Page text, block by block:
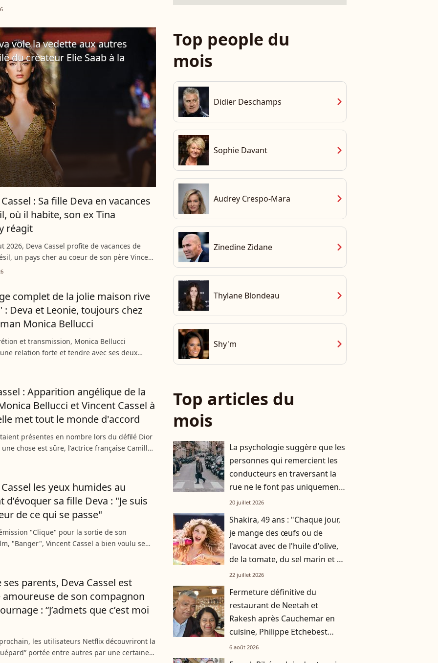
en Sicile. Une relation construite
vole la vedette aux autres
du créateur Elie Saab à la
: Sa fille Deva en vacances
où il habite, son ex Tina
réagit
2026, Deva Cassel profite de vacances de
un pays cher au coeur de son père Vincent
mannequin a partagé plusieurs clichés
complet de la jolie maison rive
: Deva et Leonie, toujours chez
Monica Bellucci
et transmission, Monica Bellucci
relation forte et tendre avec ses deux
Léonie Cassel, qu’elle élève chez elle à Paris.
: Apparition angélique de la
Bellucci et Vincent Cassel à
met tout le monde d'accord
présentes en nombre lors du défilé Dior
une chose est sûre, l'actrice française Camille
dévoilée dans une tenue élégante : une robe
les yeux humides au
d’évoquer sa fille Deva : "Je suis
de ce qui se passe"
"Clique" pour la sortie de son
"Banger", Vincent Cassel a bien voulu se
fille Deva, qui est en train de devenir une
ses parents, Deva Cassel est
de son compagnon
: “J’admets que c’est moi
les utilisateurs Netflix découvriront la
portée entre autres par une certaine
Top people du
mois
Didier Deschamps chevron_right
Sophie Davant chevron_right
Audrey Crespo-Mara chevron_right
Zinedine Zidane chevron_right
Thylane Blondeau chevron_right
Shy'm chevron_right
Top articles du
mois
La psychologie suggère que les
personnes qui remercient les
conducteurs en traversant la
rue ne le font pas uniquement
par gratitude
20 juillet 2026
Shakira, 49 ans : "Chaque jour,
je mange des œufs ou de
l'avocat avec de l'huile d'olive,
de la tomate, du sel marin et un
smoothie"
22 juillet 2026
Fermeture définitive du
restaurant de Neetah et
Rakesh après Cauchemar en
cuisine, Philippe Etchebest
pensait les avoir sauvés
6 août 2026